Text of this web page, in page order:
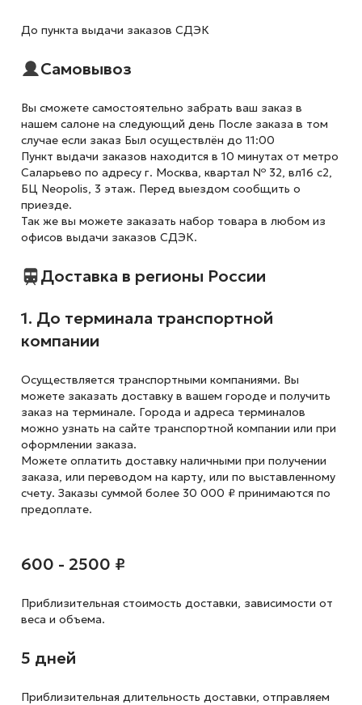
До пункта выдачи заказов СДЭК
Самовывоз
Вы сможете самостоятельно забрать ваш заказ в
нашем салоне на следующий день После заказа в том
случае если заказ Был осуществлён до 11:00
Пункт выдачи заказов находится в 10 минутах от метро
Саларьево по адресу г. Москва, квартал № 32, вл16 с2,
БЦ Neopolis, 3 этаж. Перед выездом сообщить о
приезде.
Так же вы можете заказать набор товара в любом из
офисов выдачи заказов СДЭК.
Доставка в регионы России
1. До терминала транспортной
компании
Осуществляется транспортными компаниями. Вы
можете заказать доставку в вашем городе и получить
заказ на терминале. Города и адреса терминалов
можно узнать на сайте транспортной компании или при
оформлении заказа.
Можете оплатить доставку наличными при получении
заказа, или переводом на карту, или по выставленному
счету. Заказы суммой более 30 000 ₽ принимаются по
предоплате.
600 - 2500 ₽
Приблизительная стоимость доставки, зависимости от
веса и объема.
5 дней
Приблизительная длительность доставки, отправляем